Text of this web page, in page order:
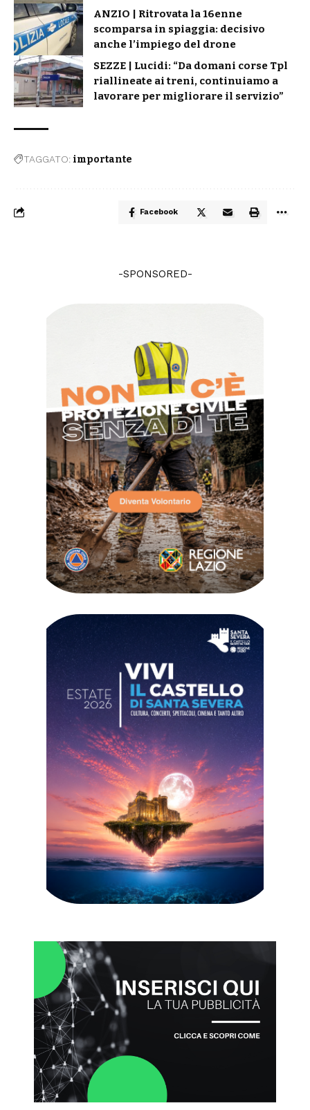
ANZIO | Ritrovata la 16enne
scomparsa in spiaggia: decisivo
anche l’impiego del drone
SEZZE | Lucidi: “Da domani corse Tpl
riallineate ai treni, continuiamo a
lavorare per migliorare il servizio”
TAGGATO: importante
Facebook
-SPONSORED-